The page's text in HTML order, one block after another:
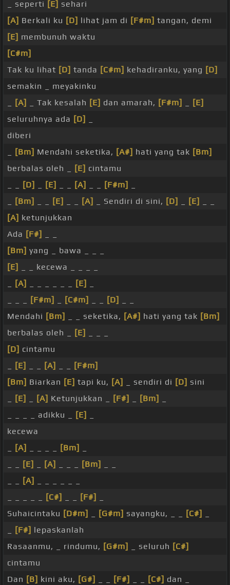
_ seperti [E] sehari
[A] Berkali ku [D] lihat jam di [F#m] tangan, demi
[E] membunuh waktu
[C#m]
Tak ku lihat [D] tanda [C#m] kehadiranku, yang [D]
semakin _ meyakinku
[A] _ Tak kesalah [E] dan amarah, [F#m]
[E]
seluruhnya ada [D]
diberi
[Bm] Mendahi seketika, [A#] hati yang tak [Bm]
berbalas oleh _
[E] cintamu
[D] [E] [A] [F#m]
[Bm] [E] [A] _ Sendiri di sini, [D] [E]
[A] ketunjukkan
Ada [F#]
[Bm] yang _ bawa _ _ _
[E]
_ _ kecewa _ _ _ _
[A] [E]
[F#m] [C#m] [D]
Mendahi [Bm] _ _ seketika, [A#] hati yang tak [Bm]
berbalas oleh _
[E]
[D] cintamu
[E] [A]
[F#m]
[Bm] Biarkan [E] tapi ku, [A] _ sendiri di [D] sini
[E] [A] Ketunjukkan _ [F#] [Bm]
_ _ _ _ adikku _
[E]
kecewa
[A] [Bm]
[E] [A] [Bm]
[A]
[C#] [F#]
Suhaicintaku [D#m] [G#m] sayangku, _ _ [C#]
[F#] lepaskanlah
Rasaanmu, _ rindumu, [G#m] _ seluruh [C#]
cintamu
Dan [B] kini aku, [G#] [F#] [C#] dan _